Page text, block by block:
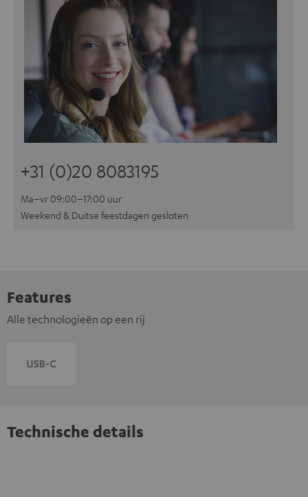
+31 (0)20 8083195
Ma–vr 09:00–17:00 uur
Weekend & Duitse feestdagen gesloten
Features
Alle technologieën op een rij
Technische details